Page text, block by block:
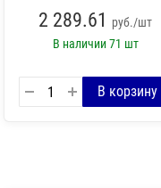
2 289.61
руб./шт
В наличии71 шт